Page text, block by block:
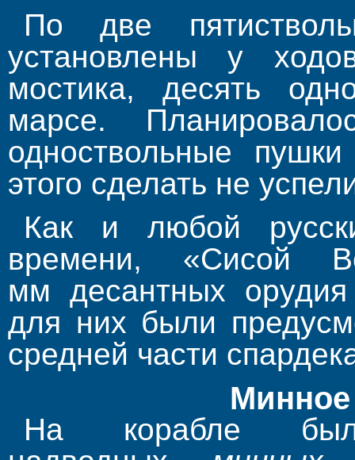
По две
установлены у
мостика, десять
марсе.
одноствольные
этого сделать не
Как и любой
времени, «Сисой
мм десантных
для них были
средней части
На корабле